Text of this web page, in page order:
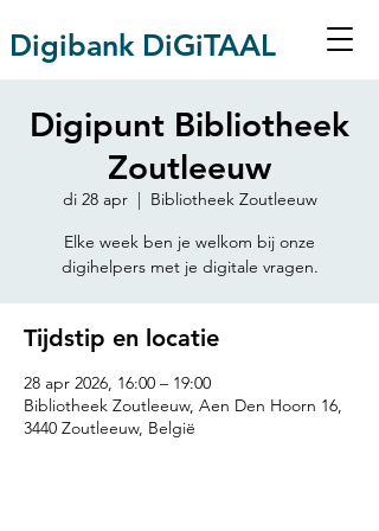
Digibank DiGiTAAL
Digipunt Bibliotheek
Zoutleeuw
di 28 apr
  |
Bibliotheek Zoutleeuw
Elke week ben je welkom bij onze
digihelpers met je digitale vragen.
Tijdstip en locatie
28 apr 2026, 16:00 – 19:00
Bibliotheek Zoutleeuw, Aen Den Hoorn 16,
3440 Zoutleeuw, België